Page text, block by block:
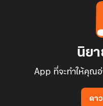
นิย
App ที่จะทำให้คุณ
ดา